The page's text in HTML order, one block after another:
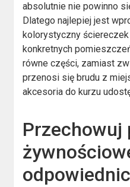
absolutnie nie powinno
Dlatego najlepiej jest
kolorystyczny
konkretnych
równe części, zamiast
przenosi się brudu z
akcesoria do kurzu
Przechowuj